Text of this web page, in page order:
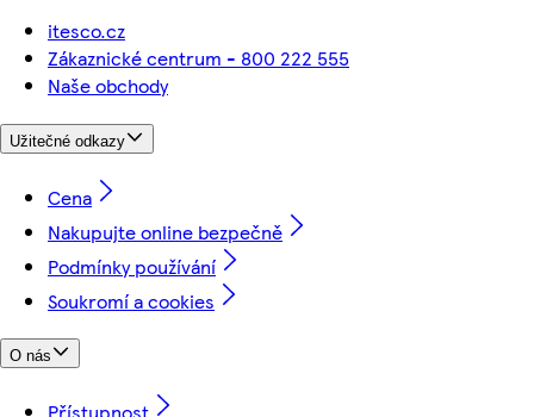
itesco.cz
Zákaznické centrum - 800 222 555
Naše obchody
Užitečné odkazy
Cena
Nakupujte online bezpečně
Podmínky používání
Soukromí a cookies
O nás